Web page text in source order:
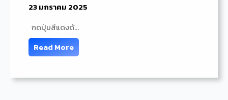
23 มกราคม 2025
กดปุ่มสีแดงด้…
Read More